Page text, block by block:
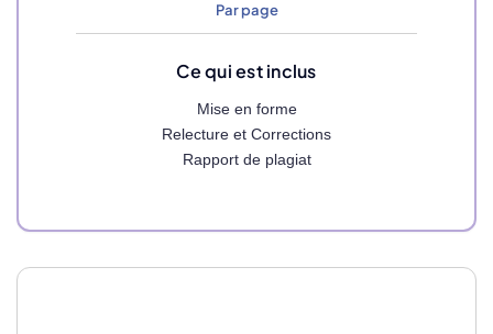
Par page
Ce qui est inclus
Mise en forme
Relecture et Corrections
Rapport de plagiat